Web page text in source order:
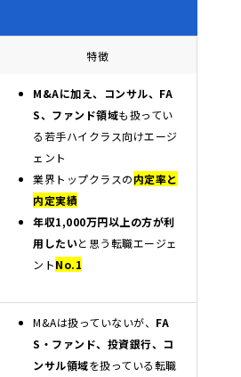
特徴
M&Aに加え、コンサル、FA
S、ファンド領域も扱ってい
る若手ハイクラス向けエージ
ェント
業界トップクラスの内定率と
内定実績
年収1,000万円以上の方が利
用したいと思う転職エージェ
ントNo.1
M&Aは扱っていないが、 FA
S・ファンド、投資銀行、コ
ンサル領域を扱っている転職